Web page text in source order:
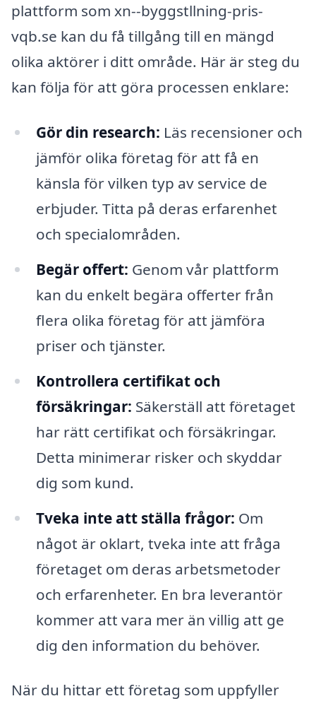
plattform som xn--byggstllning-pris-
vqb.se kan du få tillgång till en mängd
olika aktörer i ditt område. Här är steg du
kan följa för att göra processen enklare:
Gör din research: Läs recensioner och
jämför olika företag för att få en
känsla för vilken typ av service de
erbjuder. Titta på deras erfarenhet
och specialområden.
Begär offert: Genom vår plattform
kan du enkelt begära offerter från
flera olika företag för att jämföra
priser och tjänster.
Kontrollera certifikat och
försäkringar: Säkerställ att företaget
har rätt certifikat och försäkringar.
Detta minimerar risker och skyddar
dig som kund.
Tveka inte att ställa frågor: Om
något är oklart, tveka inte att fråga
företaget om deras arbetsmetoder
och erfarenheter. En bra leverantör
kommer att vara mer än villig att ge
dig den information du behöver.
När du hittar ett företag som uppfyller